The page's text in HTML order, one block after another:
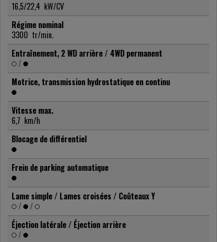
16,5/22,4 kW/CV
Régime nominal
3300 tr/min.
Entraînement, 2 WD arrière / 4WD permanent
/
Motrice, transmission hydrostatique en continu
Vitesse max.
6,7 km/h
Blocage de différentiel
Frein de parking automatique
Lame simple / Lames croisées / Coûteaux Y
/
/
Éjection latérale / Éjection arrière
/